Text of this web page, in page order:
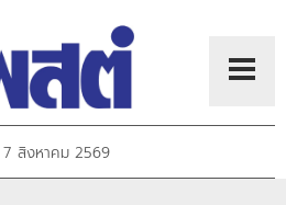
7 สิงหาคม 2569